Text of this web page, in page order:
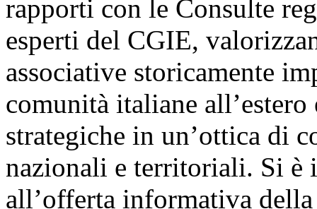
rapporti con le Consulte
esperti del CGIE,
associative storicamente
comunità italiane
strategiche in un’ottica di
nazionali e territoriali. Si è
all’offerta informativa